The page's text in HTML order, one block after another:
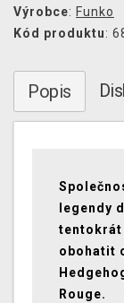
Výrobce: Funko
Kód produktu:
Popis
legendy
tentokrát
obohatit
Rouge.